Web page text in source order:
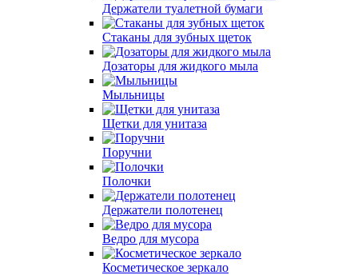
Держатели туалетной бумаги
Стаканы для зубных щеток
Дозаторы для жидкого мыла
Мыльницы
Щетки для унитаза
Поручни
Полочки
Держатели полотенец
Ведро для мусора
Косметическое зеркало